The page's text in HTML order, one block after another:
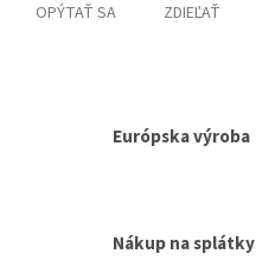
OPÝTAŤ SA ZDIEĽAŤ
Európska výroba
Nákup na splátky